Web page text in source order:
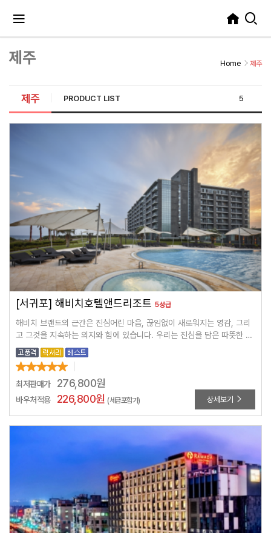
제주 Home 제주
제주 PRODUCT LIST 5
[서귀포] 해비치호텔앤드리조트 5성급
해비치 브랜드의 근간은 진심어린 마음, 끊임없이 새로워지는 영감, 그리
고 그것을 지속하는 의지와 힘에 있습니다. 우리는 진심을 담은 따뜻한 마
음으로 고객에게 다가가며 시대를 초월한 가치와 감동을 지속적으로 전달
합니다.
최저판매가 276,800원
바우처적용 226,800원 (세금포함가) 상세보기